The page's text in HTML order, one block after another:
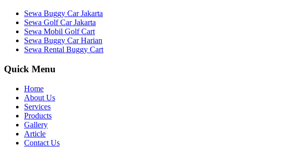
Sewa Buggy Car Jakarta
Sewa Golf Car Jakarta
Sewa Mobil Golf Cart
Sewa Buggy Car Harian
Sewa Rental Buggy Cart
Quick Menu
Home
About Us
Services
Products
Gallery
Article
Contact Us